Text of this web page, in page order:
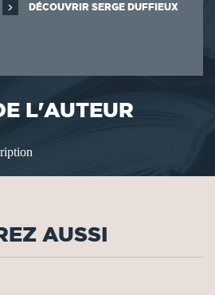
DÉCOUVRIR SERGE DUFFIEUX
L'AUTEUR
AUSSI